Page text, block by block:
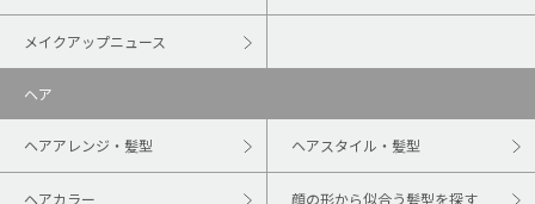
メイクアップニュース
ヘア
ヘアアレンジ・髪型 ヘアスタイル・髪型
ヘアカラー 顔の形から似合う髪型を探す